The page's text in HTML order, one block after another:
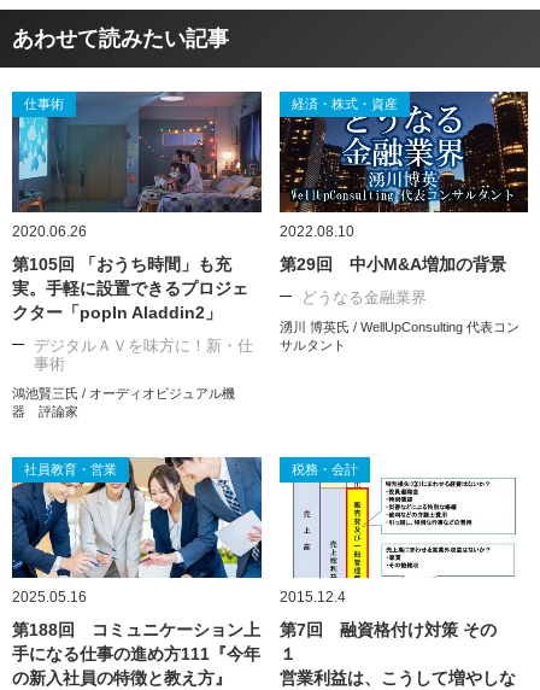
あわせて読みたい記事
仕事術
2020.06.26
第105回 「おうち時間」も充
実。手軽に設置できるプロジェ
クター「popIn Aladdin2」
デジタルＡＶを味方に！新・仕
事術
鴻池賢三氏 / オーディオビジュアル機
器 評論家
経済・株式・資産
2022.08.10
第29回 中小M&A増加の背景
どうなる金融業界
湧川 博英氏 / WellUpConsulting 代表コン
サルタント
社員教育・営業
2025.05.16
第188回 コミュニケーション上
手になる仕事の進め方111『今年
の新入社員の特徴と教え方』
税務・会計
2015.12.4
第7回 融資格付け対策 その
１
営業利益は、こうして増やしな